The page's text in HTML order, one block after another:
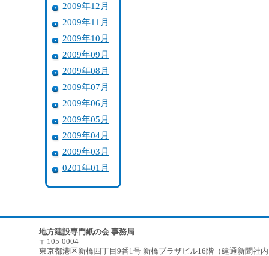
2009年12月
2009年11月
2009年10月
2009年09月
2009年08月
2009年07月
2009年06月
2009年05月
2009年04月
2009年03月
0201年01月
地方建設専門紙の会 事務局
〒105-0004
東京都港区新橋四丁目9番1号 新橋プラザビル16階（建通新聞社